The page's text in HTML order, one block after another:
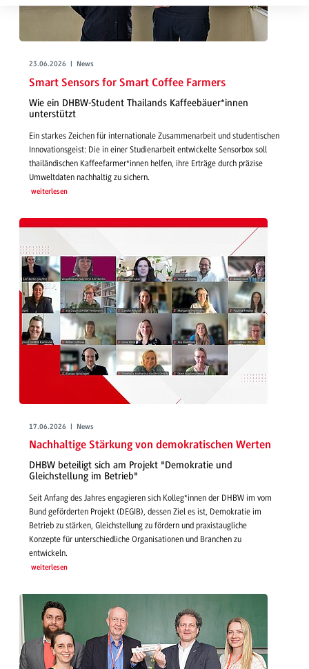
23.06.2026 | News
Smart Sensors for Smart Coffee Farmers
Wie ein DHBW-Student Thailands Kaffeebäuer*innen
unterstützt
Ein starkes Zeichen für internationale Zusammenarbeit und studentischen
Innovationsgeist: Die in einer Studienarbeit entwickelte Sensorbox soll
thailändischen Kaffeefarmer*innen helfen, ihre Erträge durch präzise
Umweltdaten nachhaltig zu sichern.
weiterlesen
17.06.2026 | News
Nachhaltige Stärkung von demokratischen Werten
DHBW beteiligt sich am Projekt "Demokratie und
Gleichstellung im Betrieb"
Seit Anfang des Jahres engagieren sich Kolleg*innen der DHBW im vom
Bund geförderten Projekt (DEGIB), dessen Ziel es ist, Demokratie im
Betrieb zu stärken, Gleichstellung zu fördern und praxistaugliche
Konzepte für unterschiedliche Organisationen und Branchen zu
entwickeln.
weiterlesen